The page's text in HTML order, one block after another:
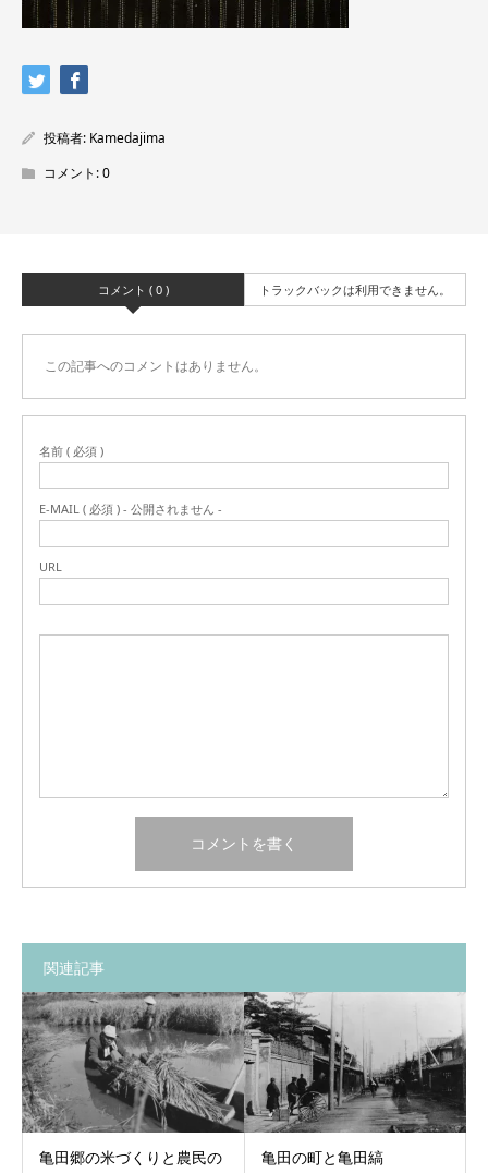
投稿者: Kamedajima
コメント:0
コメント ( 0 ) トラックバックは利用できません。
この記事へのコメントはありません。
名前 ( 必須 )
E-MAIL ( 必須 ) - 公開されません -
URL
関連記事
亀田郷の米づくりと農民の
亀田の町と亀田縞